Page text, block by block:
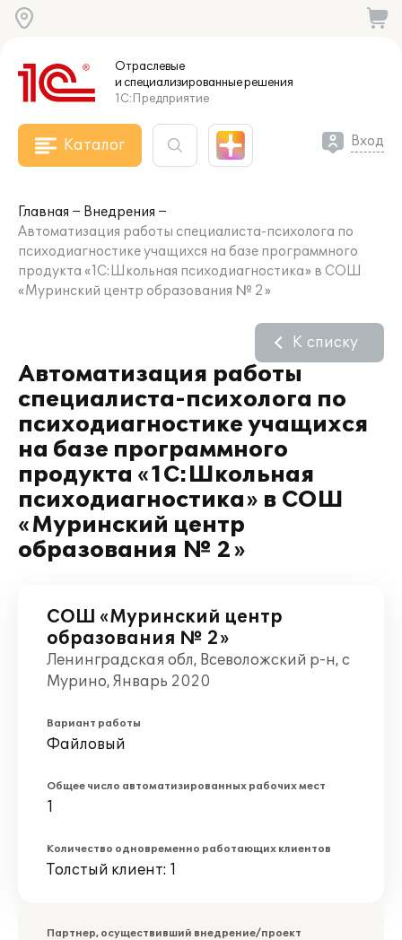
Отраслевые
и специализированныерешения
1С:Предприятие
Каталог Вход
Главная
Внедрения
Автоматизация работы специалиста-психолога по
психодиагностике учащихся на базе программного
продукта «1С:Школьная психодиагностика» в СОШ
«Муринский центр образования № 2»
Автоматизация работы
специалиста-психолога по
психодиагностике учащихся
на базе программного
продукта «1С:Школьная
психодиагностика» в СОШ
«Муринский центр
образования № 2»
К списку
СОШ «Муринский центр
образования № 2»
Ленинградская обл, Всеволожский р-н, с
Мурино, Январь 2020
Вариант работы
Файловый
Общее число автоматизированных рабочих мест
1
Количество одновременно работающих клиентов
Толстый клиент: 1
Партнер, осуществивший внедрение/проект